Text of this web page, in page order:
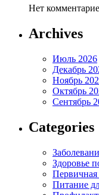
Нет
Archives
Июль 2026
Декабрь
Ноябрь
Октябрь
Сентябрь
Categories
Здоровье
Питание